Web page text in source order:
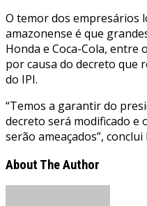
O temor dos empresários
amazonense é que
Honda e Coca-Cola, entre
por causa do decreto que
do IPI.
“Temos a garantir do
decreto será modificado e
serão ameaçados”, conclui
About The Author